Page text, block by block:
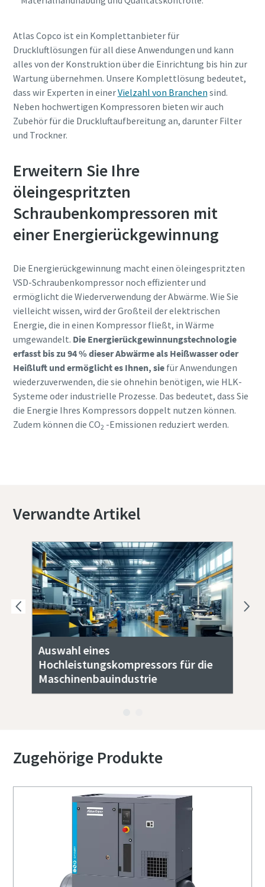
Atlas Copco ist ein Komplettanbieter für
Druckluftlösungen für all diese Anwendungen und kann
alles von der Konstruktion über die Einrichtung bis hin zur
Wartung übernehmen. Unsere Komplettlösung bedeutet,
dass wir Experten in einerVielzahl von Branchen sind.
Neben hochwertigen Kompressoren bieten wir auch
Zubehör für die Druckluftaufbereitung an, darunter Filter
und Trockner.
Erweitern Sie Ihre
öleingespritzten
Schraubenkompressoren mit
einer Energierückgewinnung
Die Energierückgewinnung macht einen öleingespritzten
VSD-Schraubenkompressor noch effizienter und
ermöglicht die Wiederverwendung der Abwärme. Wie Sie
vielleicht wissen, wird der Großteil der elektrischen
Energie, die in einen Kompressor fließt, in Wärme
umgewandelt. Die Energierückgewinnungstechnologie
erfasst bis zu 94 % dieser Abwärme als Heißwasser oder
Heißluft und ermöglicht es Ihnen, siefür Anwendungen
wiederzuverwenden, die sie ohnehin benötigen, wie HLK-
Systeme oder industrielle Prozesse. Das bedeutet, dass Sie
die Energie Ihres Kompressors doppelt nutzen können.
Zudem können die CO2 -Emissionen reduziert werden.
Verwandte Artikel
Auswahl eines
Hochleistungskompressors für die
Maschinenbauindustrie
Zugehörige Produkte